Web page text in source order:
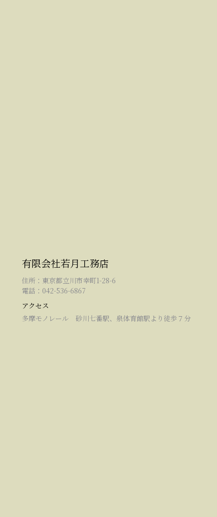
有限会社若月工務店
住所：東京都立川市幸町1-28-6
電話：042-536-6867
アクセス
多摩モノレール 砂川七番駅、泉体育館駅より徒歩７分